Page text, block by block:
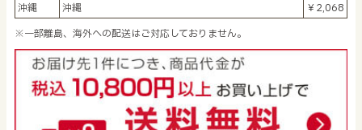
沖縄
沖縄
￥2,068
※一部離島、海外への配送はご対応しておりません。